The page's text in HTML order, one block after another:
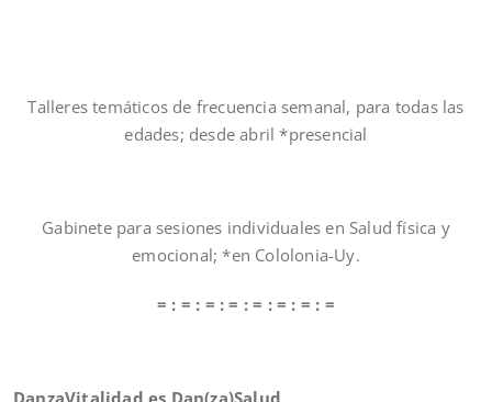
Talleres temáticos de frecuencia semanal, para todas las
edades; desde abril *presencial
Gabinete para sesiones individuales en Salud física y
emocional; *en Cololonia-Uy.
= : = : = : = : = : = : = : =